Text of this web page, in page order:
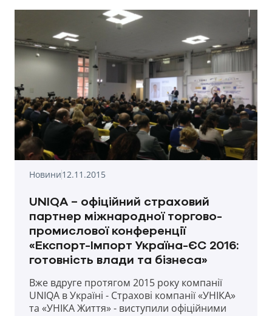
Новини12.11.2015
UNIQA − офіційний страховий
партнер міжнародної торгово-
промислової конференції
«Експорт-Імпорт Україна-ЄС 2016:
готовність влади та бізнеса»
Вже вдруге протягом 2015 року компанії
UNIQA в Україні - Страхові компанії «УНІКА»
та «УНІКА Життя» - виступили офіційними